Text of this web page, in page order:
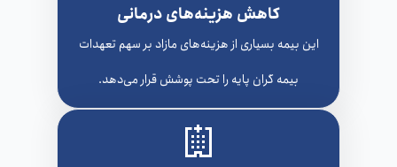
کاهش هزینه‌های درمانی
این بیمه بسیاری از هزینه‌های مازاد بر سهم تعهدات
بیمه گران پایه را تحت پوشش قرار می‌دهد.